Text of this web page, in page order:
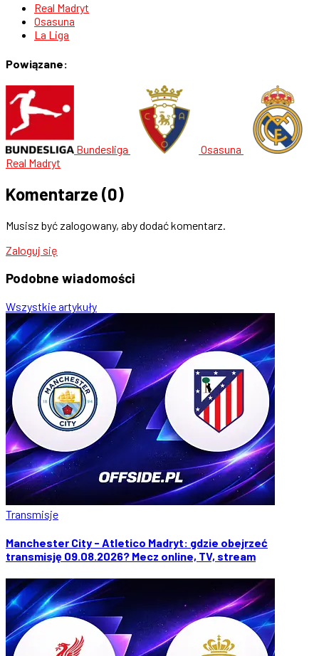
Real Madryt
Osasuna
La Liga
Powiązane:
Bundesliga
Osasuna
Real Madryt
Komentarze (0)
Musisz być zalogowany, aby dodać komentarz.
Zaloguj się
Podobne wiadomości
Wszystkie artykuły
Transmisje
Manchester City - Atletico Madryt: gdzie obejrzeć
transmisję 09.08.2026? Mecz online, TV, stream